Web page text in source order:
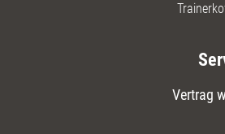
Vertrag